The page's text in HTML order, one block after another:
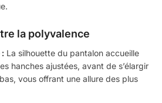
la polyvalence
: La silhouette du pantalon accueille
hanches ajustées, avant de s’élargir
vous offrant une allure des plus